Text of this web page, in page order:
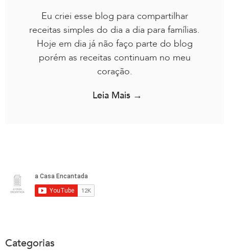
Eu criei esse blog para compartilhar
receitas simples do dia a dia para famílias.
Hoje em dia já não faço parte do blog
porém as receitas continuam no meu
coração.
Leia Mais →
Categorias